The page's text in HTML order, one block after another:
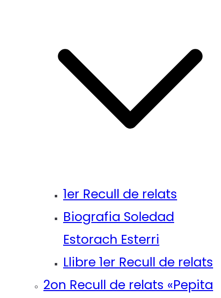
1er Recull de relats
Biografia Soledad
Estorach Esterri
Llibre 1er Recull de relats
2on Recull de relats «Pepita